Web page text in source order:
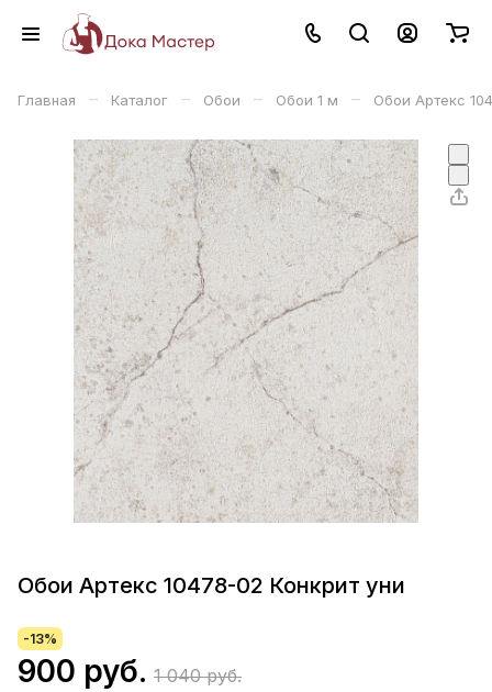
Главная – Каталог – Обои – Обои 1 м – Обои Артекс
Обои Артекс 10478-02 Конкрит уни
-13%
900 руб. 1 040 руб.